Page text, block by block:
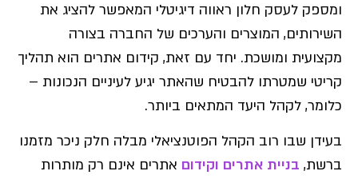
ומספק לעסק חלון ראווה דיגיטלי המאפשר להציג את
השירותים, המוצרים והערכים של החברה בצורה
מקצועית ומושכת. יחד עם זאת, קידום אתרים הוא תהליך
קריטי שמטרתו להבטיח שהאתר יגיע לעיניים הנכונות –
כלומר, לקהל היעד המתאים ביותר.
בעידן שבו רוב הקהל הפוטנציאלי מבלה חלק ניכר מזמנו
ברשת, בניית אתרים וקידום אתרים אינם רק מותרות